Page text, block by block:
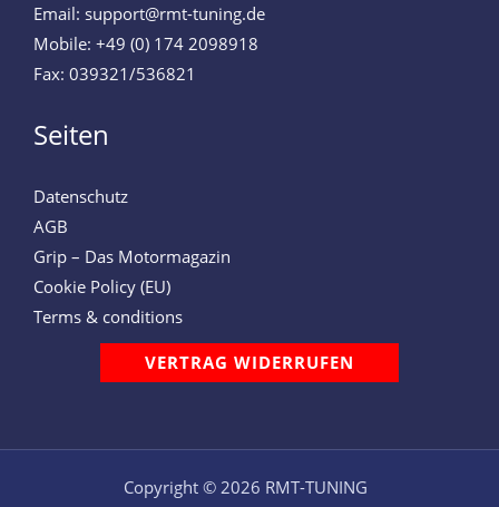
Email: support@rmt-tuning.de
Mobile: +49 (0) 174 2098918
Fax: 039321/536821
Seiten
Datenschutz
AGB
Grip – Das Motormagazin
Cookie Policy (EU)
Terms & conditions
VERTRAG WIDERRUFEN
Copyright © 2026 RMT-TUNING